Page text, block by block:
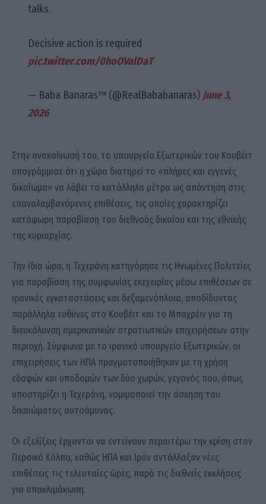
talks.
Decisive action is required
pic.twitter.com/0hoOValDaT
— Baba Banaras™ (@RealBababanaras)June 3,
2026
Στην ανακοίνωσή του, το υπουργείο Εξωτερικών του Κουβέιτ
υπογράμμισε ότι η χώρα διατηρεί το «πλήρες και εγγενές
δικαίωμα» να λάβει τα κατάλληλα μέτρα ως απάντηση στις
επαναλαμβανόμενες επιθέσεις, τις οποίες χαρακτηρίζει
κατάφωρη παραβίαση του διεθνούς δικαίου και της εθνικής
της κυριαρχίας.
Την ίδια ώρα, η Τεχεράνη κατηγόρησε τις Ηνωμένες Πολιτείες
για παραβίαση της συμφωνίας εκεχειρίας μέσω επιθέσεων σε
ιρανικές εγκαταστάσεις και δεξαμενόπλοια, αποδίδοντας
παράλληλα ευθύνες στο Κουβέιτ και το Μπαχρέιν για τη
διευκόλυνση αμερικανικών στρατιωτικών επιχειρήσεων στην
περιοχή. Σύμφωνα με το ιρανικό υπουργείο Εξωτερικών, οι
επιχειρήσεις των ΗΠΑ πραγματοποιήθηκαν με τη χρήση
εδαφών και υποδομών των δύο χωρών, γεγονός που, όπως
υποστηρίζει η Τεχεράνη, νομιμοποιεί την άσκηση του
δικαιώματος αυτοάμυνας.
Οι εξελίξεις έρχονται να εντείνουν περαιτέρω την κρίση στον
Περσικό Κόλπο, καθώς ΗΠΑ και Ιράν αντάλλαξαν νέες
επιθέσεις τις τελευταίες ώρες, παρά τις διεθνείς εκκλήσεις
για αποκλιμάκωση.